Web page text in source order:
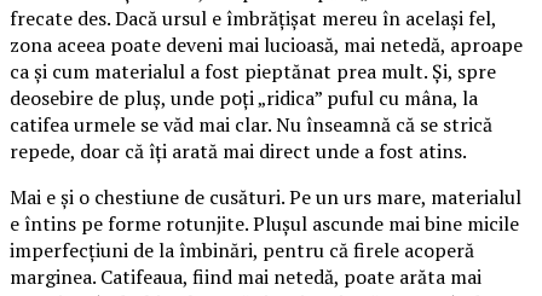
frecate des. Dacă ursul e îmbrățișat mereu în același fel,
zona aceea poate deveni mai lucioasă, mai netedă, aproape
ca și cum materialul a fost pieptănat prea mult. Și, spre
deosebire de pluș, unde poți „ridica” puful cu mâna, la
catifea urmele se văd mai clar. Nu înseamnă că se strică
repede, doar că îți arată mai direct unde a fost atins.
Mai e și o chestiune de cusături. Pe un urs mare, materialul
e întins pe forme rotunjite. Plușul ascunde mai bine micile
imperfecțiuni de la îmbinări, pentru că firele acoperă
marginea. Catifeaua, fiind mai netedă, poate arăta mai